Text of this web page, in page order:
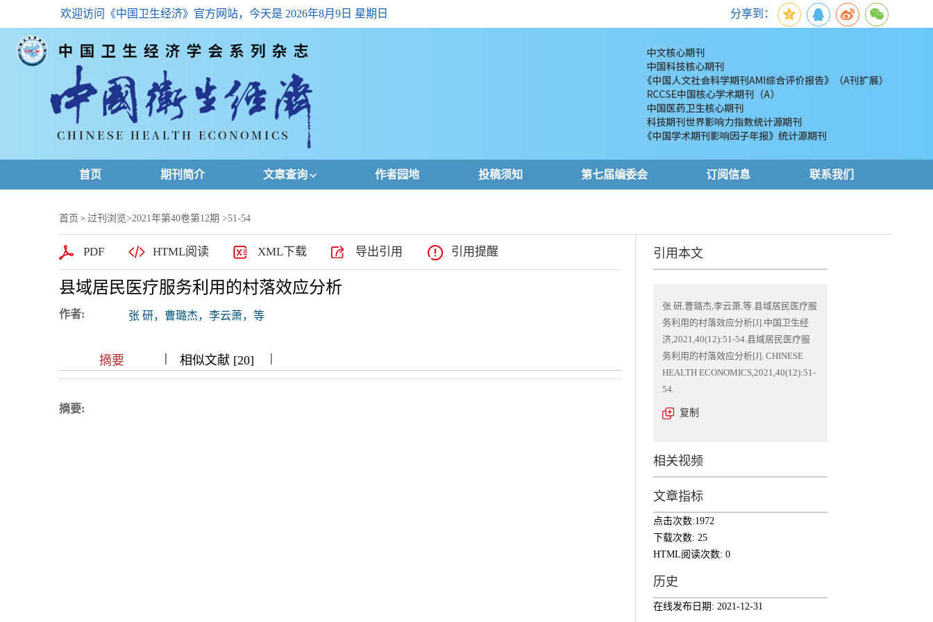
欢迎访问《中国卫生经济》官方网站，今天是 2026年8月9日 星期日 分享到：
首页 期刊简介 文章查询
高级查询
下载排名
作者园地 投稿须知 第七届编委会 订阅信息 联系我们
首页 > 过刊浏览>2021年第40卷第12期 >51-54
PDF HTML阅读 XML下载 导出引用 引用提醒
县域居民医疗服务利用的村落效应分析
作者: 张 研，曹璐杰，李云萧，等
摘要 |||| 相似文献 [20] |||
摘要:
引用本文
张 研,曹璐杰,李云萧,等.县域居民医疗服
务利用的村落效应分析[J].中国卫生经
济,2021,40(12):51-54.县域居民医疗服
务利用的村落效应分析[J]. CHINESE
HEALTH ECONOMICS,2021,40(12):51-
54.
复制
相关视频
文章指标
点击次数:1972
下载次数: 25
HTML阅读次数: 0
历史
在线发布日期: 2021-12-31